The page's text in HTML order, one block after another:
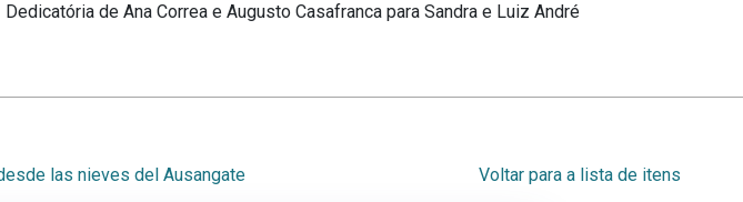
Dedicatória de Ana Correa e Augusto Casafranca para Sandra e Luiz André
las nieves del Ausangate Voltar para a lista de itens